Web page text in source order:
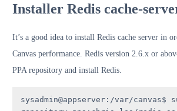
Installer Redis cache-
It’s a good idea to install Redis cache server in
Canvas performance. Redis version 2.6.x or
PPA repository and install Redis.
sysadmin@appserver:/var/canvas$